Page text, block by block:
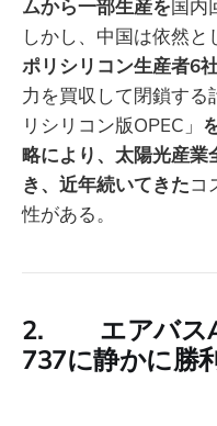
ムから一部生産を国内
しかし、中国は依然
ポリシリコン生産者6
力を買収して閉鎖する
リシリコン版OPEC」
略により、太陽光産業
き、近年続いてきたコ
性がある。
2. エアバス
737に静かに勝